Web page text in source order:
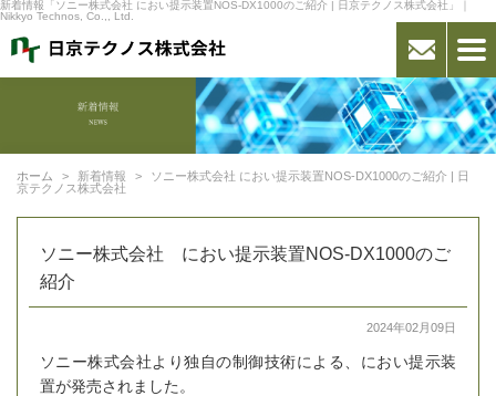
新着情報「ソニー株式会社 におい提示装置NOS-DX1000のご紹介 | 日京テクノス株式会社」｜
Nikkyo Technos, Co.,, Ltd.
ホーム 新着情報
ソニー株式会社 におい提示装置NOS-DX1000のご紹介 | 日
京テクノス株式会社
ソニー株式会社 におい提示装置NOS-DX1000のご
紹介
2024年02月09日
ソニー株式会社より独自の制御技術による、におい提示装
置が発売されました。